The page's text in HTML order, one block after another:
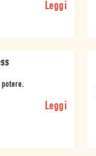
Leggi
Leggi